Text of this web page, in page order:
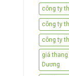
công ty
công ty
công ty
giá
Dương